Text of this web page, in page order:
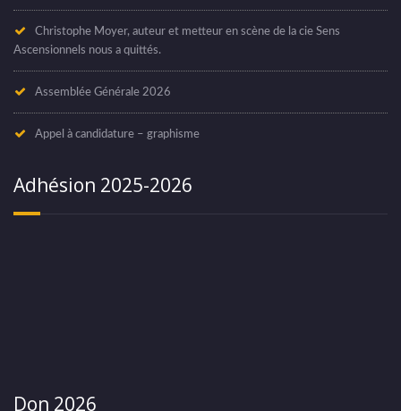
Christophe Moyer, auteur et metteur en scène de la cie Sens
Ascensionnels nous a quittés.
Assemblée Générale 2026
Appel à candidature – graphisme
Adhésion 2025-2026
Don 2026